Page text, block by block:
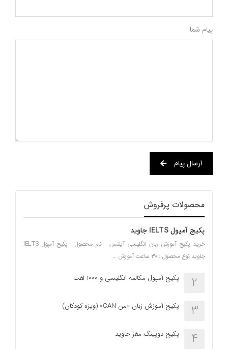
پیام شما
ارسال پیام
محصولات پرفروش
پکیج آمپول IELTS جاوید
خرید پکیج آموزش زبان انگلیسی آیلتس نام محصول : پکیج آمپول IELTS
جاوید نوع محصول : ۳۰ ساعت آموزش …
2 پکیج آمپول مکالمه انگلیسی و 1000 لغت
3 پکیج آموزش زبان «من CAN» (ویژه کودکان)
4 پکیج دوپینگ مغز جاوید